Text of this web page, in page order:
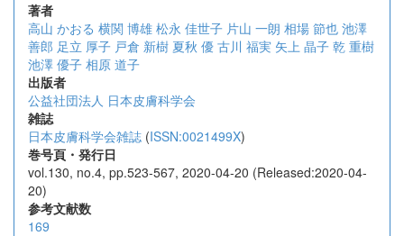
著者
高山 かおる 横関 博雄 松永 佳世子 片山 一朗 相場 節也 池澤
善郎 足立 厚子 戸倉 新樹 夏秋 優 古川 福実 矢上 晶子 乾 重樹
池澤 優子 相原 道子
出版者
公益社団法人 日本皮膚科学会
雑誌
日本皮膚科学会雑誌 (ISSN:0021499X)
巻号頁・発行日
vol.130, no.4, pp.523-567, 2020-04-20 (Released:2020-04-
20)
参考文献数
169